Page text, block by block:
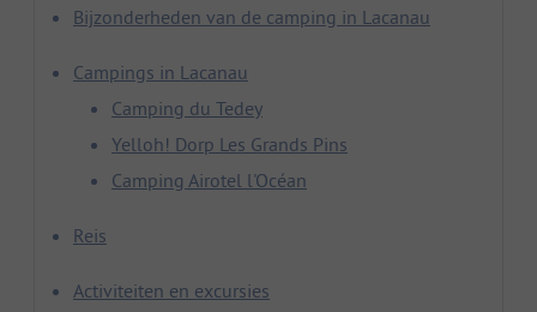
Bijzonderheden van de camping in Lacanau
Campings in Lacanau
Camping du Tedey
Yelloh! Dorp Les Grands Pins
Camping Airotel l'Océan
Reis
Activiteiten en excursies